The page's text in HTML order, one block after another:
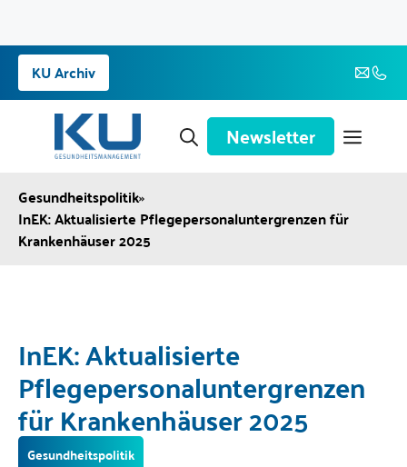
Zum
Inhalt
springen
KU Archiv
Newsletter
Gesundheitspolitik»
InEK: Aktualisierte Pflegepersonaluntergrenzen für
Krankenhäuser 2025
InEK: Aktualisierte
Pflegepersonaluntergrenzen
für Krankenhäuser 2025
Gesundheitspolitik